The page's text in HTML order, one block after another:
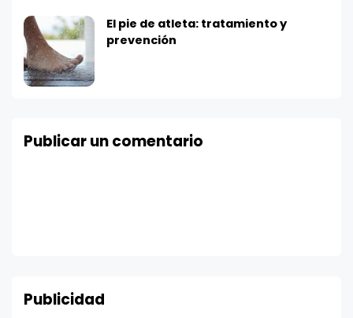
El pie de atleta: tratamiento y
prevención
Publicar un comentario
Publicidad